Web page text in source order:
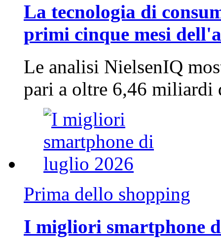
La tecnologia di
primi cinque mesi
Le analisi NielsenIQ
pari a oltre 6,46
Prima dello shopping
I migliori smartphone